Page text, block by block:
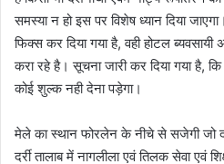
समस्या न हो इस पर विशेष ध्यान दिया
फिक्स कर दिया गया है, वही होटल
करा रहे है। सूचना जारी कर दिया गया है,
कोई शुल्क नही देना पड़ेगा।
मेले का स्थान फोरलेन के नीचे से सजेगी जो
दर्री तालाब में नागलीला एवं तिलक सेवा एवं